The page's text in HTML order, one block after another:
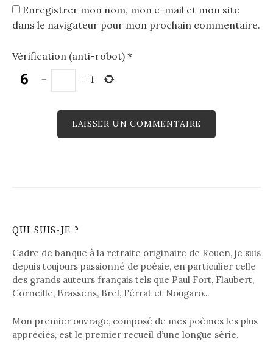
Enregistrer mon nom, mon e-mail et mon site
dans le navigateur pour mon prochain commentaire.
Vérification (anti-robot) *
−
= 1
QUI SUIS-JE ?
Cadre de banque à la retraite originaire de Rouen, je suis
depuis toujours passionné de poésie, en particulier celle
des grands auteurs français tels que Paul Fort, Flaubert,
Corneille, Brassens, Brel, Férrat et Nougaro...
Mon premier ouvrage, composé de mes poèmes les plus
appréciés, est le premier recueil d’une longue série.